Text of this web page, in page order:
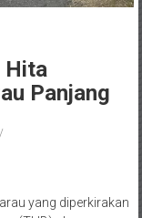
Hita
Panjang
yang diperkirakan